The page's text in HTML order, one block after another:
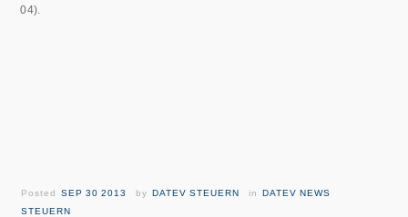
04).
PostedSEP 30 2013 byDATEV STEUERN inDATEV NEWS
STEUERN